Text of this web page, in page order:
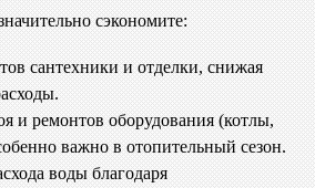
сэкономите:
сантехники и отделки, снижая
и ремонтов оборудования (котлы,
важно в отопительный сезон.
воды благодаря